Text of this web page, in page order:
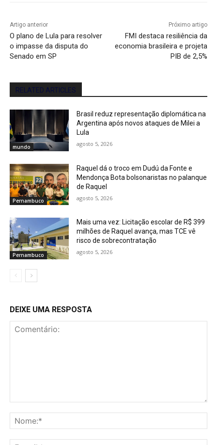
Artigo anterior
O plano de Lula para resolver
o impasse da disputa do
Senado em SP
Próximo artigo
FMI destaca resiliência da
economia brasileira e projeta
PIB de 2,5%
RELATED ARTICLES
mundo
Brasil reduz representação diplomática na
Argentina após novos ataques de Milei a
Lula
agosto 5, 2026
Pernambuco
Raquel dá o troco em Dudú da Fonte e
Mendonça Bota bolsonaristas no palanque
de Raquel
agosto 5, 2026
Pernambuco
Mais uma vez: Licitação escolar de R$ 399
milhões de Raquel avança, mas TCE vê
risco de sobrecontratação
agosto 5, 2026
DEIXE UMA RESPOSTA